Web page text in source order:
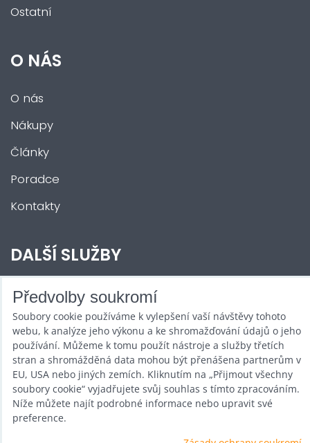
Ostatní
O NÁS
O nás
Nákupy
Články
Poradce
Kontakty
DALŠÍ SLUŽBY
Zábava na Vaši akci
Půjčovna
Promotéři
Kurzy a setkání
Velkoobchod
Nabídka práce
Předvolby soukromí
Soubory cookie používáme k vylepšení vaší návštěvy tohoto
webu, k analýze jeho výkonu a ke shromažďování údajů o jeho
používání. Můžeme k tomu použít nástroje a služby třetích
stran a shromážděná data mohou být přenášena partnerům v
EU, USA nebo jiných zemích. Kliknutím na „Přijmout všechny
soubory cookie“ vyjadřujete svůj souhlas s tímto zpracováním.
Níže můžete najít podrobné informace nebo upravit své
preference.